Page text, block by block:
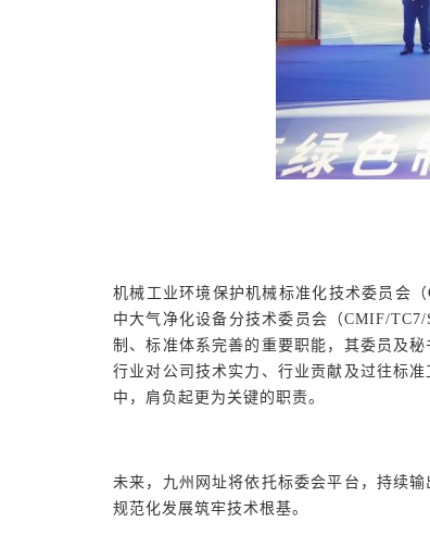
机械工业环境保护机械标准化技术委员会
中大气净化设备分技术委员会（CMIF/
制、标准体系完善的重要职能，其委员及
行业对公司技术实力、行业贡献及过往标
中，肩负起更为关键的职责。
未来，九州网址将依托标委会平台，持续
规范化发展筑牢技术根基。